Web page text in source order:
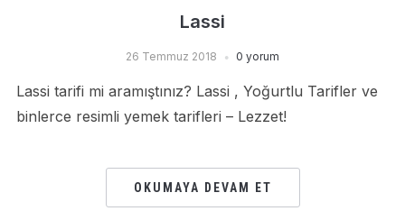
Lassi
26 Temmuz 2018 0 yorum
Lassi tarifi mi aramıştınız? Lassi , Yoğurtlu Tarifler ve
binlerce resimli yemek tarifleri – Lezzet!
OKUMAYA DEVAM ET